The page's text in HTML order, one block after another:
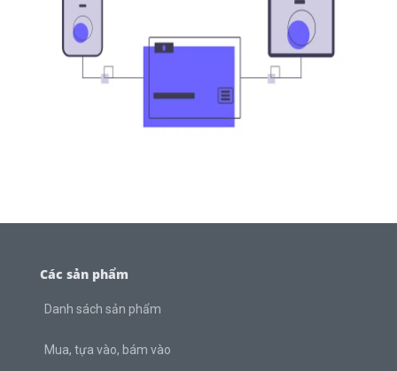
Các sản phẩm
Danh sách sản phẩm
Mua, tựa vào, bám vào